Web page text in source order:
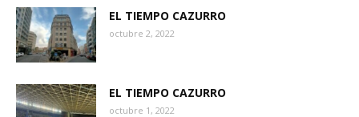
EL TIEMPO CAZURRO
octubre 2, 2022
EL TIEMPO CAZURRO
octubre 1, 2022